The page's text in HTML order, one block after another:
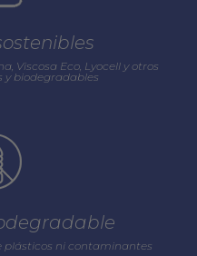
Viscosa Eco, Lyocell y otros
biodegradables
plásticos ni contaminantes